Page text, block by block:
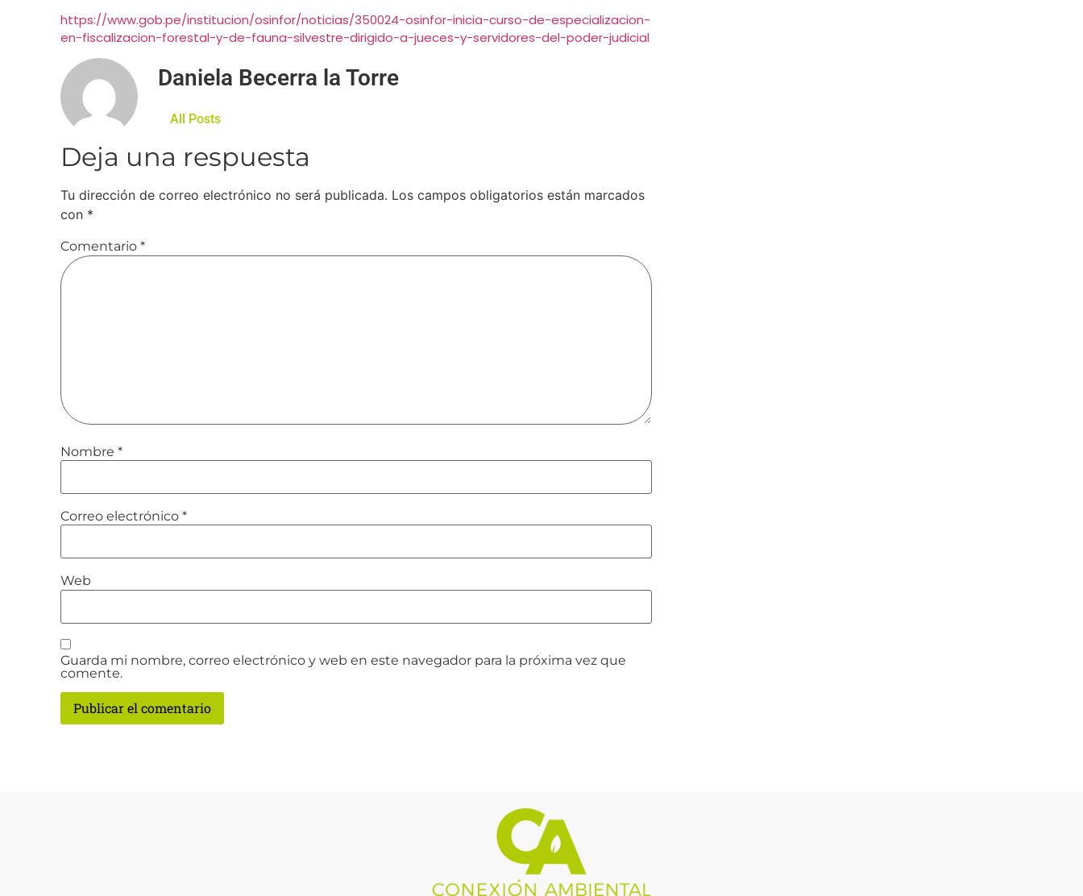
https://www.gob.pe/institucion/osinfor/noticias/350024-osinfor-inicia-curso-de-especializacion-
en-fiscalizacion-forestal-y-de-fauna-silvestre-dirigido-a-jueces-y-servidores-del-poder-judicial
Daniela Becerra la Torre
All Posts
Deja una respuesta
Tu dirección de correo electrónico no será publicada. Los campos obligatorios están marcados
con *
Comentario *
Nombre *
Correo electrónico *
Web
Guarda mi nombre, correo electrónico y web en este navegador para la próxima vez que
comente.